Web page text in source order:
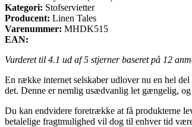
Kategori: Stofservietter
Producent: Linen Tales
Varenummer: MHDK515
EAN:
Vurderet til 4.1 ud af 5 stjerner baseret på 12
En række internet selskaber udlover nu en hel
det. Denne er nemlig usædvanlig let gængelig,
Du kan endvidere foretrække at få produkterne
betalelige fragtmulighed vil dog til enhver tid